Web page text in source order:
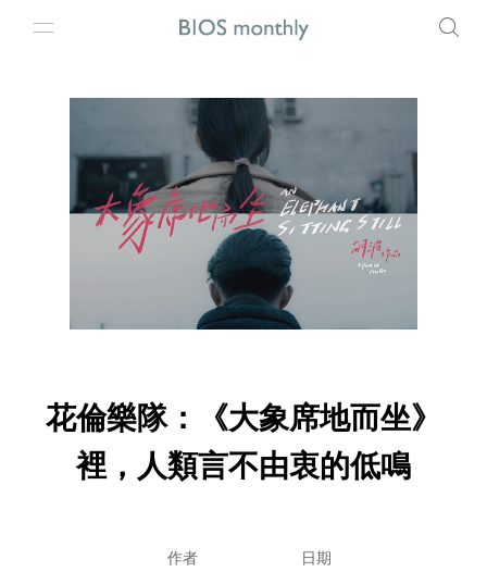
花倫樂隊：《大象席地而坐》
裡，人類言不由衷的低鳴
作者 日期